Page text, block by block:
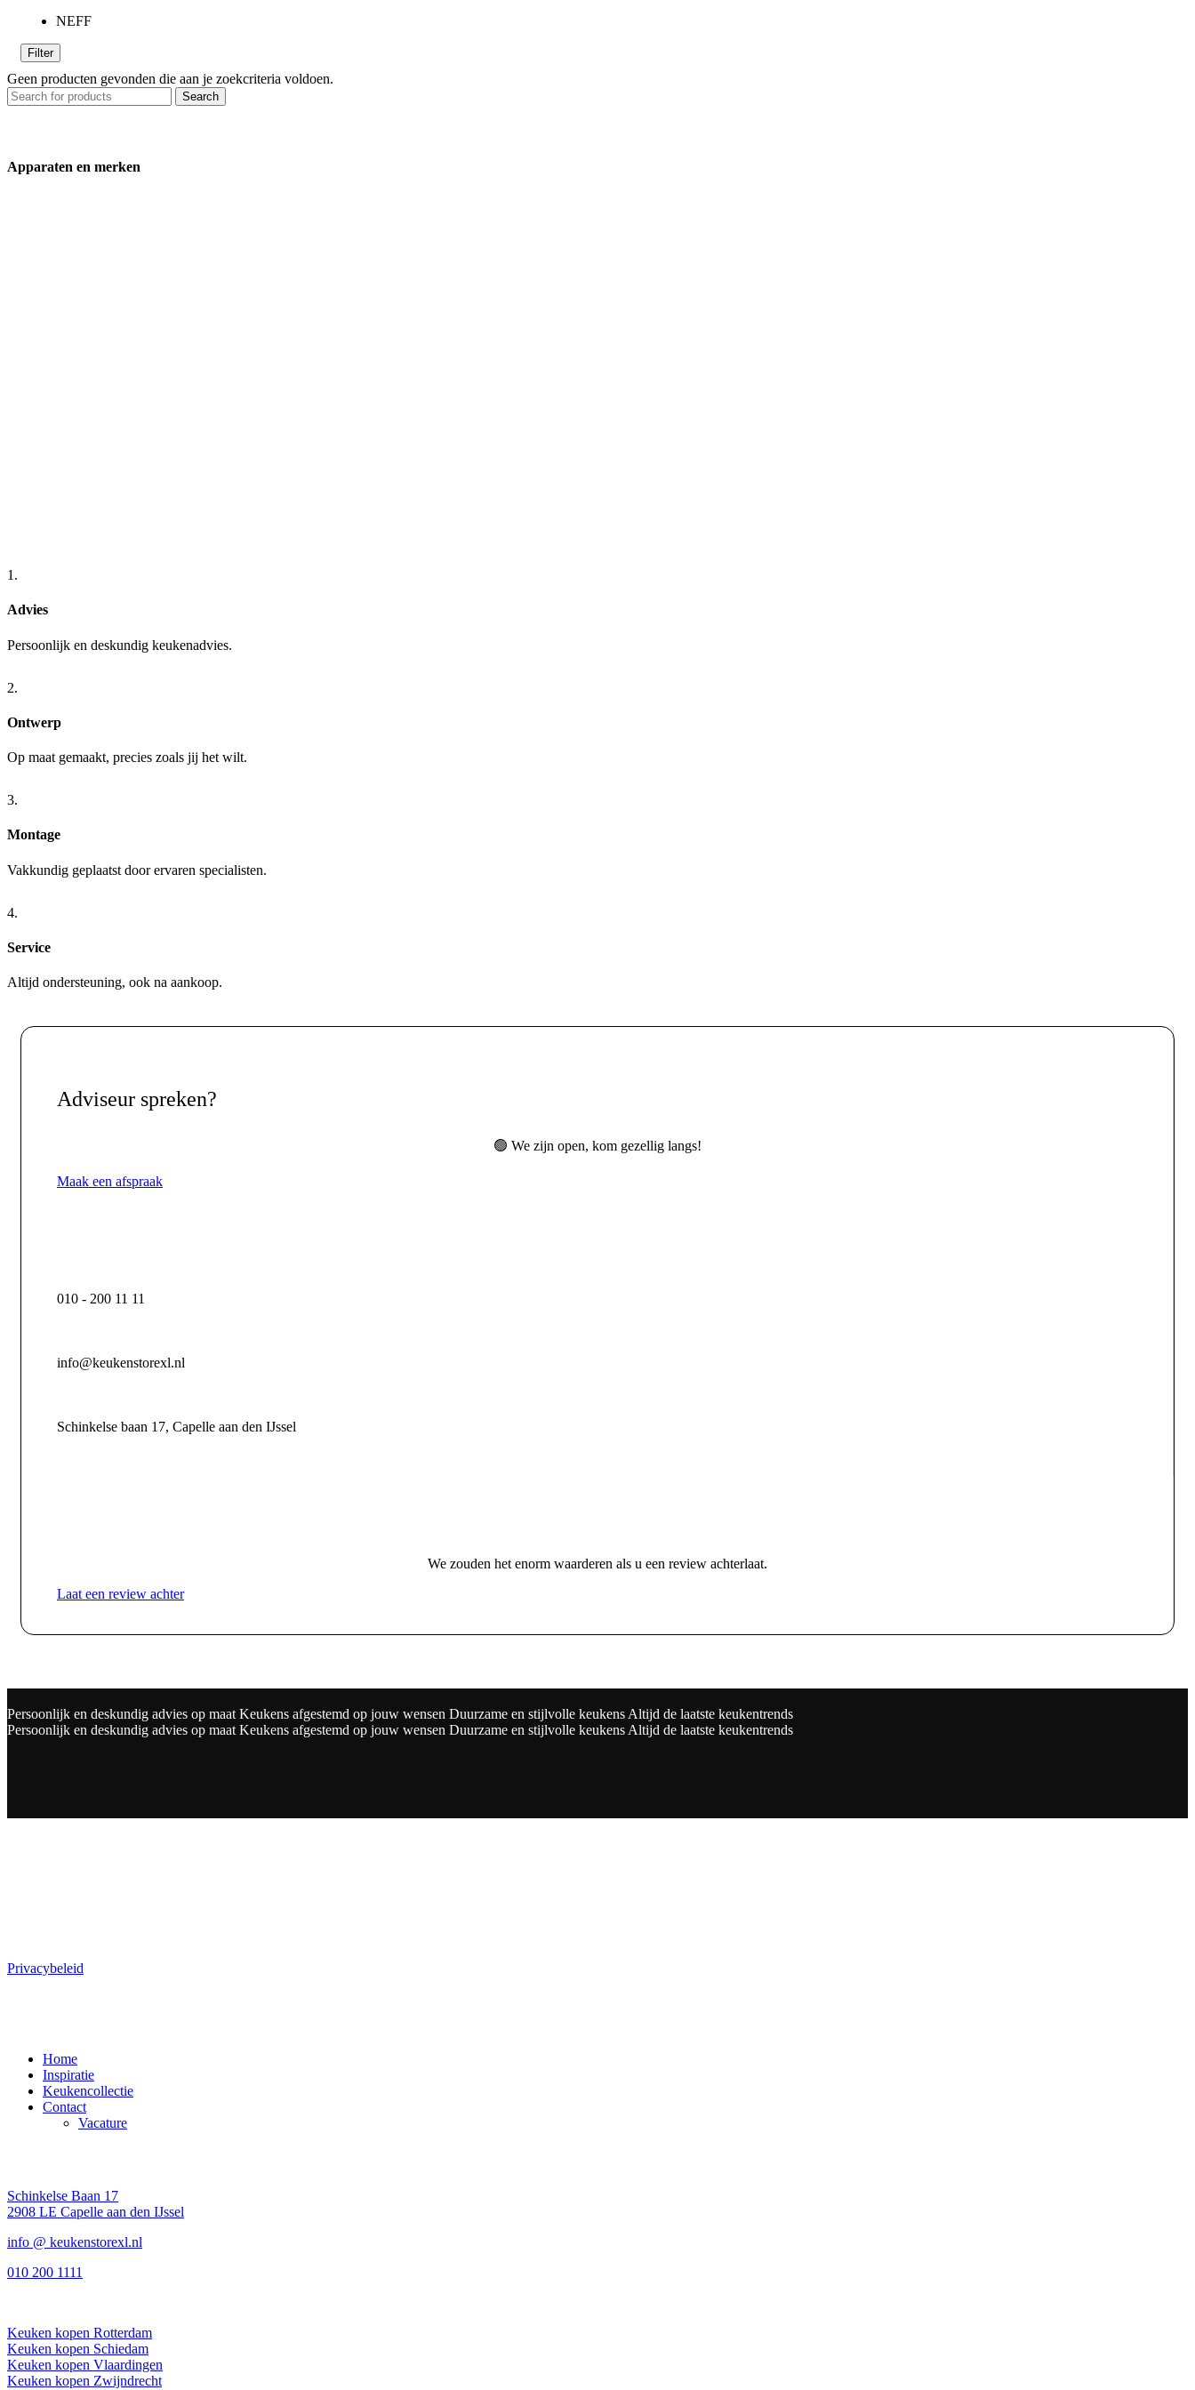
NEFF
Filter
Geen producten gevonden die aan je zoekcriteria voldoen.
Search
Apparaten en merken
1.
Advies
Persoonlijk en deskundig keukenadvies.
2.
Ontwerp
Op maat gemaakt, precies zoals jij het wilt.
3.
Montage
Vakkundig geplaatst door ervaren specialisten.
4.
Service
Altijd ondersteuning, ook na aankoop.
Adviseur spreken?
🟢 We zijn open, kom gezellig langs!
Maak een afspraak
010 - 200 11 11
info@keukenstorexl.nl
Schinkelse baan 17, Capelle aan den IJssel
We zouden het enorm waarderen als u een review achterlaat.
Laat een review achter
Persoonlijk en deskundig advies op maat Keukens afgestemd op jouw wensen Duurzame en stijlvolle keukens Altijd de laatste keukentrends
Persoonlijk en deskundig advies op maat Keukens afgestemd op jouw wensen Duurzame en stijlvolle keukens Altijd de laatste keukentrends
Privacybeleid
Home
Inspiratie
Keukencollectie
Contact
Vacature
Schinkelse Baan 17
2908 LE Capelle aan den IJssel
info @ keukenstorexl.nl
010 200 1111
Keuken kopen Rotterdam
Keuken kopen Schiedam
Keuken kopen Vlaardingen
Keuken kopen Zwijndrecht